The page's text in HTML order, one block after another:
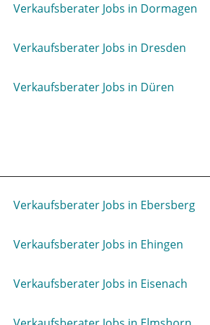
Verkaufsberater Jobs in Dormagen
Verkaufsberater Jobs in Dresden
Verkaufsberater Jobs in Düren
Verkaufsberater Jobs in Ebersberg
Verkaufsberater Jobs in Ehingen
Verkaufsberater Jobs in Eisenach